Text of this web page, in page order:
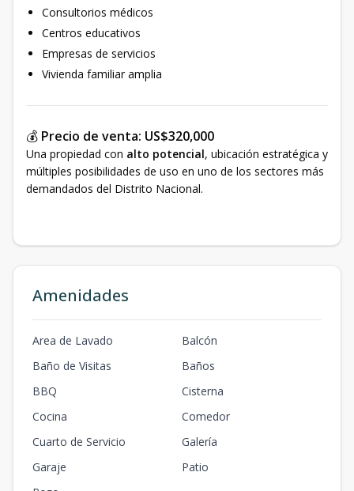
Consultorios médicos
Centros educativos
Empresas de servicios
Vivienda familiar amplia
💰 Precio de venta: US$320,000
Una propiedad con alto potencial, ubicación estratégica y
múltiples posibilidades de uso en uno de los sectores más
demandados del Distrito Nacional.
Amenidades
Area de Lavado
Balcón
Baño de Visitas
Baños
BBQ
Cisterna
Cocina
Comedor
Cuarto de Servicio
Galería
Garaje
Patio